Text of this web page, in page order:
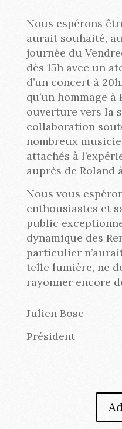
Nous espérons
aurait souhaité,
journée du
dès 15h avec un
d’un concert à
qu’un hommage
ouverture vers la
collaboration
nombreux
attachés à
auprès de Roland
Nous vous
enthousiastes et
public
dynamique des
particulier
telle lumière, ne
rayonner encore
Julien Bosc
Président